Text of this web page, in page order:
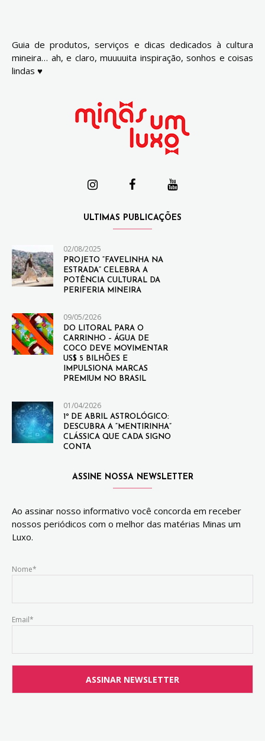
Guia de produtos, serviços e dicas dedicados à cultura
mineira… ah, e claro, muuuuita inspiração, sonhos e coisas
lindas ♥
ULTIMAS PUBLICAÇÕES
02/08/2025
PROJETO “FAVELINHA NA
ESTRADA” CELEBRA A
POTÊNCIA CULTURAL DA
PERIFERIA MINEIRA
09/05/2026
DO LITORAL PARA O
CARRINHO – ÁGUA DE
COCO DEVE MOVIMENTAR
US$ 5 BILHÕES E
IMPULSIONA MARCAS
PREMIUM NO BRASIL
01/04/2026
1º DE ABRIL ASTROLÓGICO:
DESCUBRA A “MENTIRINHA”
CLÁSSICA QUE CADA SIGNO
CONTA
ASSINE NOSSA NEWSLETTER
Ao assinar nosso informativo você concorda em receber
nossos periódicos com o melhor das matérias Minas um
Luxo.
Nome*
Email*